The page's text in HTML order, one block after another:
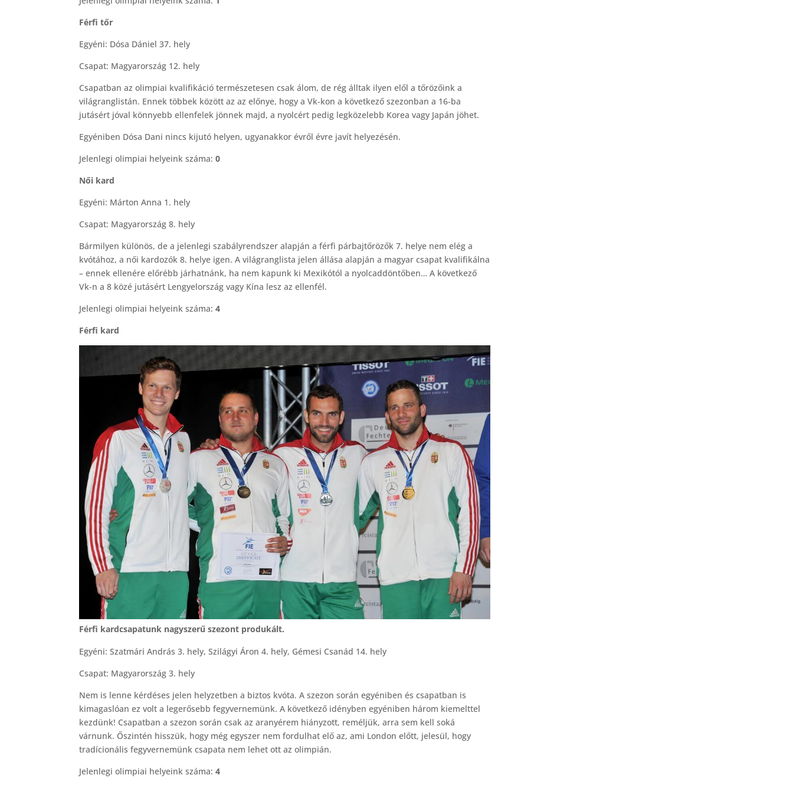
Férfi tőr
Egyéni: Dósa Dániel 37. hely
Csapat: Magyarország 12. hely
Csapatban az olimpiai kvalifikáció természetesen csak álom, de rég álltak ilyen elől a tőrözőink a
világranglistán. Ennek többek között az az előnye, hogy a Vk-kon a következő szezonban a 16-ba
jutásért jóval könnyebb ellenfelek jönnek majd, a nyolcért pedig legközelebb Korea vagy Japán jöhet.
Egyéniben Dósa Dani nincs kijutó helyen, ugyanakkor évről évre javít helyezésén.
Jelenlegi olimpiai helyeink száma:0
Női kard
Egyéni: Márton Anna 1. hely
Csapat: Magyarország 8. hely
Bármilyen különös, de a jelenlegi szabályrendszer alapján a férfi párbajtőrözők 7. helye nem elég a
kvótához, a női kardozók 8. helye igen. A világranglista jelen állása alapján a magyar csapat kvalifikálna
– ennek ellenére előrébb járhatnánk, ha nem kapunk ki Mexikótól a nyolcaddöntőben… A következő
Vk-n a 8 közé jutásért Lengyelország vagy Kína lesz az ellenfél.
Jelenlegi olimpiai helyeink száma:4
Férfi kard
Férfi kardcsapatunk nagyszerű szezont produkált.
Egyéni: Szatmári András 3. hely, Szilágyi Áron 4. hely, Gémesi Csanád 14. hely
Csapat: Magyarország 3. hely
Nem is lenne kérdéses jelen helyzetben a biztos kvóta. A szezon során egyéniben és csapatban is
kimagaslóan ez volt a legerősebb fegyvernemünk. A következő idényben egyéniben három kiemelttel
kezdünk! Csapatban a szezon során csak az aranyérem hiányzott, reméljük, arra sem kell soká
várnunk. Őszintén hisszük, hogy még egyszer nem fordulhat elő az, ami London előtt, jelesül, hogy
tradícionális fegyvernemünk csapata nem lehet ott az olimpián.
Jelenlegi olimpiai helyeink száma:4